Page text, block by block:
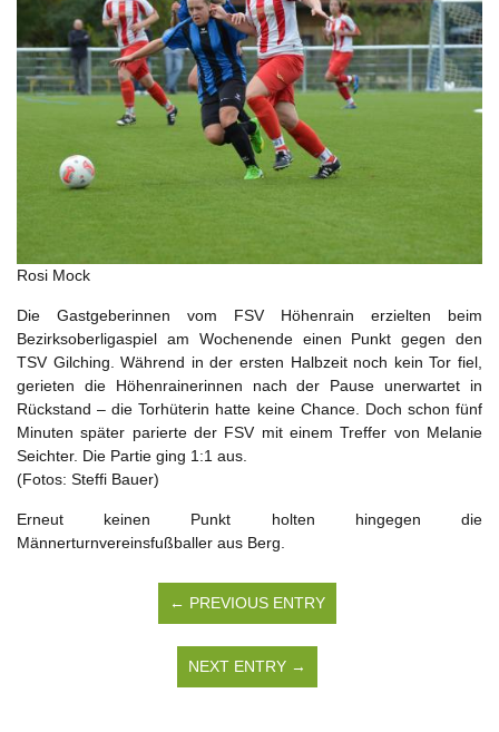
Rosi Mock
Die Gastgeberinnen vom FSV Höhenrain erzielten beim
Bezirksoberligaspiel am Wochenende einen Punkt gegen den
TSV Gilching. Während in der ersten Halbzeit noch kein Tor fiel,
gerieten die Höhenrainerinnen nach der Pause unerwartet in
Rückstand – die Torhüterin hatte keine Chance. Doch schon fünf
Minuten später parierte der FSV mit einem Treffer von Melanie
Seichter. Die Partie ging 1:1 aus.
(Fotos: Steffi Bauer)
Erneut keinen Punkt holten hingegen die
Männerturnvereinsfußballer aus Berg.
← PREVIOUS ENTRY
NEXT ENTRY →